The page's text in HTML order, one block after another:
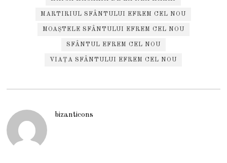
MARTIRIUL SFÂNTULUI EFREM CEL NOU
MOAȘTELE SFÂNTULUI EFREM CEL NOU
SFÂNTUL EFREM CEL NOU
VIAȚA SFÂNTULUI EFREM CEL NOU
bizanticons